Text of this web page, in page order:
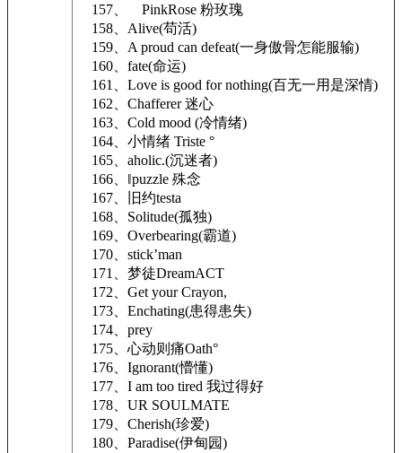
157、ゝPinkRose 粉玫瑰
158、Alive(苟活)
159、A proud can defeat(一身傲骨怎能服输)
160、fate(命运)
161、Love is good for nothing(百无一用是深情)
162、Chafferer 迷心
163、Cold mood (冷情绪)
164、小情绪 Triste °
165、aholic.(沉迷者)
166、‖puzzle 殊念
167、旧约testa
168、Solitude(孤独)
169、Overbearing(霸道)
170、stick’man
171、梦徒DreamACT
172、Get your Crayon,
173、Enchating(患得患失)
174、prey
175、心动则痛Oath°
176、Ignorant(懵懂)
177、I am too tired 我过得好
178、UR SOULMATE
179、Cherish(珍爱)
180、Paradise(伊甸园)